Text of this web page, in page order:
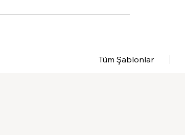
Tüm Şablonlar